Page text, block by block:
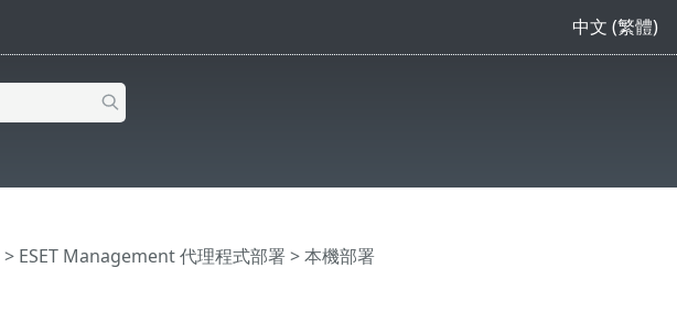
中文 (繁體)
> ESET Management 代理程式部署> 本機部署